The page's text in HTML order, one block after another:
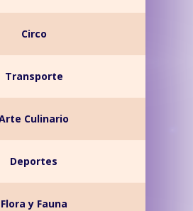
Circo
Transporte
Culinario
Deportes
Flora y Fauna